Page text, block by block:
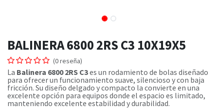
BALINERA 6800 2RS C3 10X19X5
(0 reseña)
La Balinera 6800 2RS C3es un rodamiento de bolas diseñado
para ofrecer un funcionamiento suave, silencioso y con baja
fricción. Su diseño delgado y compacto la convierte en una
excelente opción para equipos donde el espacio es limitado,
manteniendo excelente estabilidad y durabilidad.